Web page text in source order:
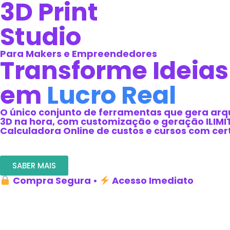
3D Print
Studio
Para Makers e Empreendedores
Transforme Ideias
em Lucro Real
O único conjunto de ferramentas que gera
3D na hora, com customização e geração
Calculadora Online de custos e cursos com
SABER MAIS
Compra Segura • Acesso Imediato